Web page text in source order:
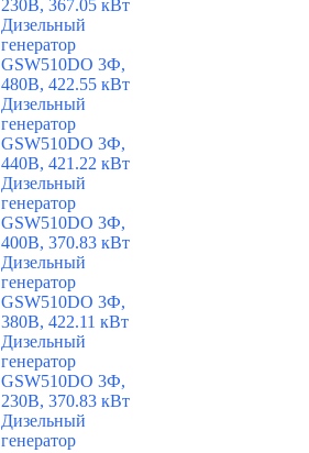
230В, 367.05 кВт
Дизельный
генератор
GSW510DO 3Ф,
480В, 422.55 кВт
Дизельный
генератор
GSW510DO 3Ф,
440В, 421.22 кВт
Дизельный
генератор
GSW510DO 3Ф,
400В, 370.83 кВт
Дизельный
генератор
GSW510DO 3Ф,
380В, 422.11 кВт
Дизельный
генератор
GSW510DO 3Ф,
230В, 370.83 кВт
Дизельный
генератор